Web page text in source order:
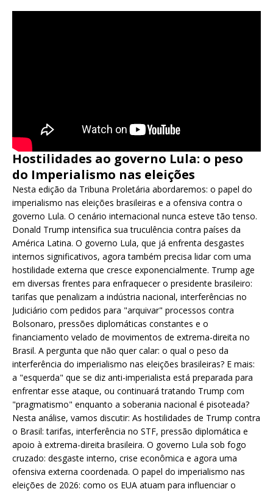
Hostilidades ao governo Lula: o peso
do Imperialismo nas eleições
Nesta edição da Tribuna Proletária abordaremos: o papel do
imperialismo nas eleições brasileiras e a ofensiva contra o
governo Lula. O cenário internacional nunca esteve tão tenso.
Donald Trump intensifica sua truculência contra países da
América Latina. O governo Lula, que já enfrenta desgastes
internos significativos, agora também precisa lidar com uma
hostilidade externa que cresce exponencialmente. Trump age
em diversas frentes para enfraquecer o presidente brasileiro:
tarifas que penalizam a indústria nacional, interferências no
Judiciário com pedidos para "arquivar" processos contra
Bolsonaro, pressões diplomáticas constantes e o
financiamento velado de movimentos de extrema-direita no
Brasil. A pergunta que não quer calar: o qual o peso da
interferência do imperialismo nas eleições brasileiras? E mais:
a "esquerda" que se diz anti-imperialista está preparada para
enfrentar esse ataque, ou continuará tratando Trump com
"pragmatismo" enquanto a soberania nacional é pisoteada?
Nesta análise, vamos discutir: As hostilidades de Trump contra
o Brasil: tarifas, interferência no STF, pressão diplomática e
apoio à extrema-direita brasileira. O governo Lula sob fogo
cruzado: desgaste interno, crise econômica e agora uma
ofensiva externa coordenada. O papel do imperialismo nas
eleições de 2026: como os EUA atuam para influenciar o